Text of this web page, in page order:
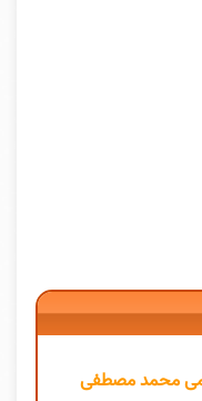
محمد مصطفی